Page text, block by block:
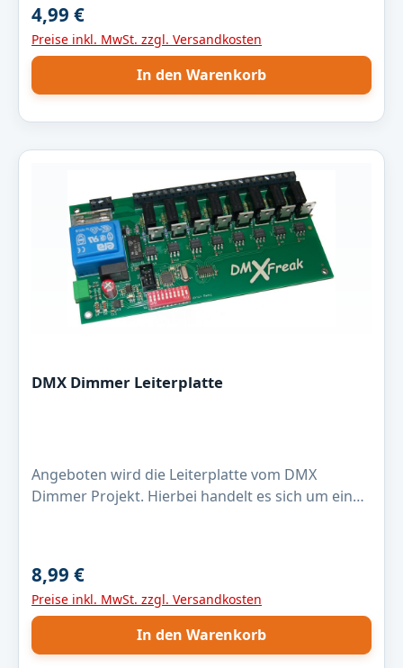
industriell gefertigt, durchkontaktiert und mit
Lötstopplack versehen. Lieferumfang
unbestückte Leiterkarte kompakte Abmessung
(100mm x 84mm)FB2022 Übertrager Link zum
Regulärer Preis:
4,99 €
Preise inkl. MwSt. zzgl. Versandkosten
In den Warenkorb
DMX Dimmer Leiterplatte
Angeboten wird die Leiterplatte vom DMX
Dimmer Projekt. Hierbei handelt es sich um eine
nur beispielhaft eine fertig bestückte Platine.)
Lieferumfang - unbestückte Leiterkarte -
Abmessung 170mm x 87mm Link zum Projekt
Regulärer Preis:
8,99 €
Preise inkl. MwSt. zzgl. Versandkosten
In den Warenkorb